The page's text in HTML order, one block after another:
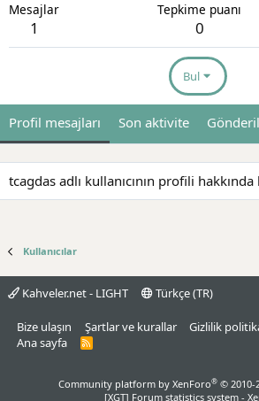
Mesajlar
1
Tepkime puanı
0
Bul
Profil mesajları Son aktivite
tcagdas adlı kullanıcının profili
Kullanıcılar
Kahveler.net - LIGHT Türkçe (TR)
Bize ulaşın Şartlar ve kurallar Gizlilik
Ana sayfa
R
Community platform by XenForo® © 2010-
[XGT] Forum statistics system -